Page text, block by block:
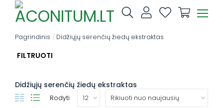
Pagrindinis / Didžiųjų serenčių žiedų ekstraktas
FILTRUOTI
Didžiųjų serenčių žiedų ekstraktas
Rodyti